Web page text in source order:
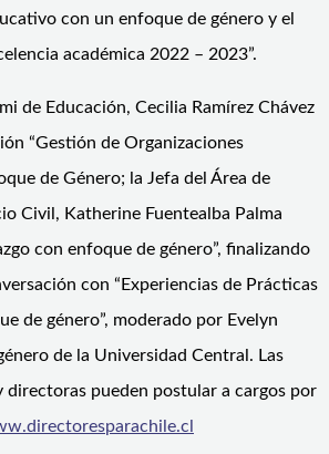
con un enfoque de género y el
académica 2022 – 2023”.
de Educación, Cecilia Ramírez Chávez
“Gestión de Organizaciones
de Género; la Jefa del Área de
Civil, Katherine Fuentealba Palma
con enfoque de género”, finalizando
con “Experiencias de Prácticas
de género”, moderado por Evelyn
de la Universidad Central. Las
directoras pueden postular a cargos por